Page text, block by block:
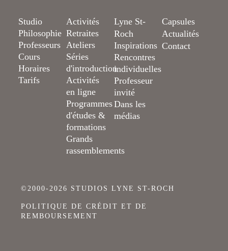
Studio
Philosophie
Professeurs
Cours
Horaires
Tarifs
Activités
Retraites
Ateliers
Séries
d'introduction
Activités
en ligne
Programmes
d'études &
formations
Grands
rassemblements
Lyne St-
Roch
Inspirations
Rencontres
individuelles
Professeur
invité
Dans les
médias
Capsules
Actualités
Contact
©2000-2026 STUDIOS LYNE ST-ROCH
POLITIQUE DE CRÉDIT ET DE
REMBOURSEMENT